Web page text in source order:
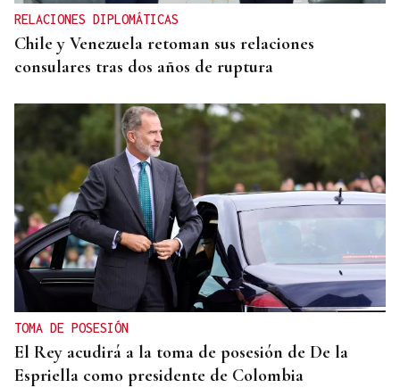
RELACIONES DIPLOMÁTICAS
Chile y Venezuela retoman sus relaciones
consulares tras dos años de ruptura
TOMA DE POSESIÓN
El Rey acudirá a la toma de posesión de De la
Espriella como presidente de Colombia